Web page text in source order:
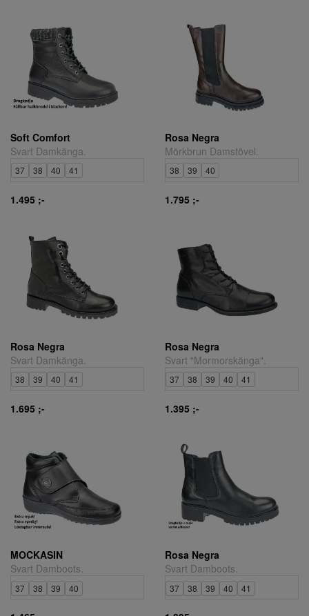
Soft Comfort
Svart Damkänga.
37 38 40 41
1.495 ;-
Rosa Negra
Mörkbrun Damstövel.
38 39 40
1.795 ;-
Rosa Negra
Svart Damkänga.
38 39 40 41
1.695 ;-
Rosa Negra
Svart "Mormorskänga".
37 38 39 40 41
1.395 ;-
MOCKASIN
Svart Damboots.
37 38 39 40
Rosa Negra
Svart Damboots.
37 38 39 40 41